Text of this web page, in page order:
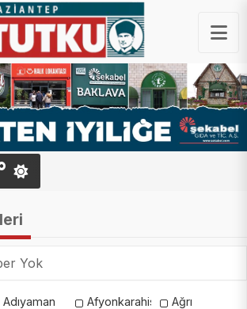
Yok
Adıyaman Afyonkarahisar Ağrı